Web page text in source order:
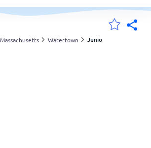
Massachusetts Watertown Junio